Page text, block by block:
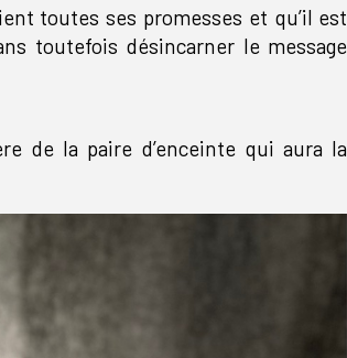
toutes ses promesses et qu’il est
toutefois désincarner le message
de la paire d’enceinte qui aura la